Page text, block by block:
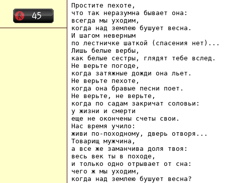
Простите пехоте,
что так неразумна бывает она:
всегда мы уходим,
когда над землею бушует весна.
И шагом неверным
по лестничке шаткой (спасения нет)...
Лишь белые вербы,
как белые сестры, глядят тебе вслед.
Не верьте погоде,
когда затяжные дожди она льет.
Не верьте пехоте,
когда она бравые песни поет.
Не верьте, не верьте,
когда по садам закричат соловьи:
у жизни и смерти
еще не окончены счеты свои.
Нас время учило:
живи по-походному, дверь отворя...
Товарищ мужчина,
а все же заманчива доля твоя:
весь век ты в походе,
и только одно отрывает от сна:
чего ж мы уходим,
когда над землею бушует весна?